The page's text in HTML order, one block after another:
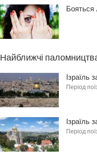
Бояться
Найближчі
Ізраїль
Період
Ізраїль
Період